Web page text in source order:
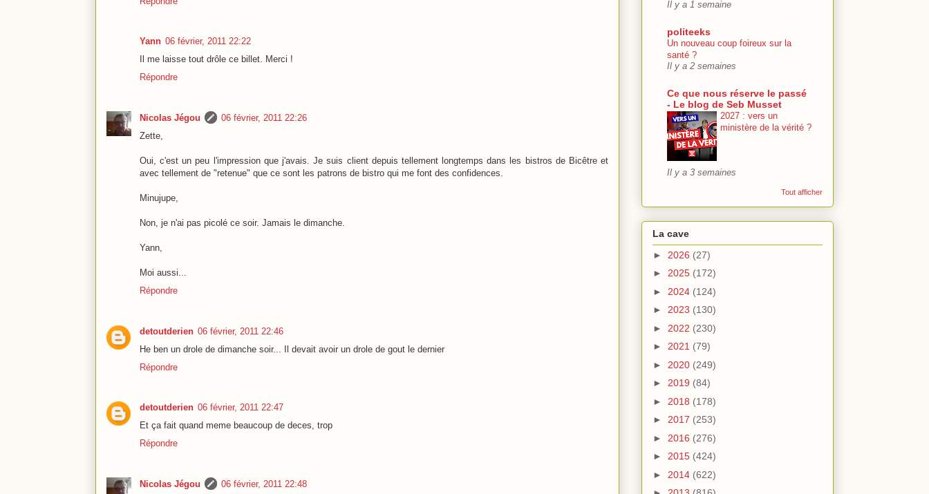
Yann 06 février, 2011 22:22
Il me laisse tout drôle ce billet. Merci !
Répondre
Nicolas Jégou
06 février, 2011 22:26
Zette,
Oui, c'est un peu l'impression que j'avais. Je suis client depuis tellement longtemps dans les bistros de Bicêtre et
avec tellement de "retenue" que ce sont les patrons de bistro qui me font des confidences.
Minujupe,
Non, je n'ai pas picolé ce soir. Jamais le dimanche.
Yann,
Moi aussi...
Répondre
detoutderien 06 février, 2011 22:46
He ben un drole de dimanche soir... Il devait avoir un drole de gout le dernier
Répondre
detoutderien 06 février, 2011 22:47
Et ça fait quand meme beaucoup de deces, trop
Répondre
Nicolas Jégou 06 février, 2011 22:48
Il y a 1 semaine
politeeks
Un nouveau coup foireux sur la
santé ?
Il y a 2 semaines
Ce que nous réserve le passé
- Le blog de Seb Musset
2027 : vers un
ministère de la vérité ?
Il y a 3 semaines
Tout afficher
La cave
► 2026 (27)
► 2025 (172)
► 2024 (124)
► 2023 (130)
► 2022 (230)
► 2021 (79)
► 2020 (249)
► 2019 (84)
► 2018 (178)
► 2017 (253)
► 2016 (276)
► 2015 (424)
► 2014 (622)